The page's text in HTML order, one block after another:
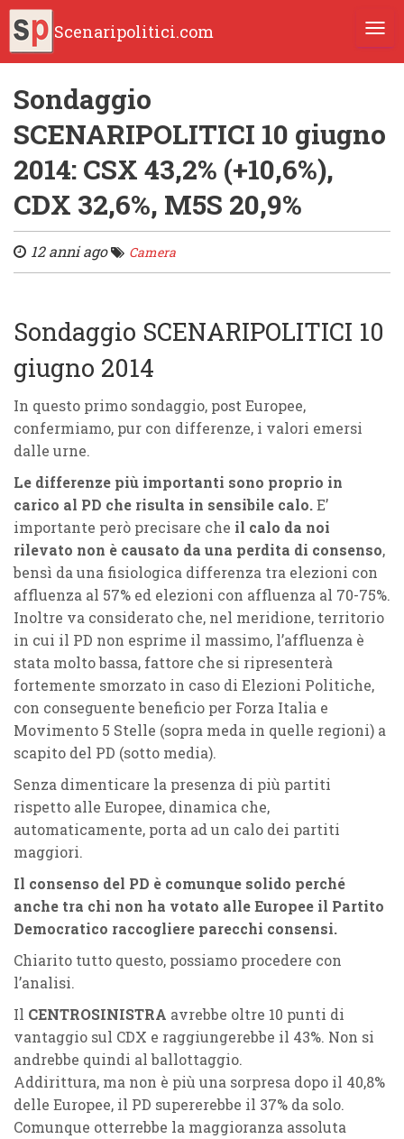
Scenaripolitici.com
Sondaggio
SCENARIPOLITICI 10 giugno
2014: CSX 43,2% (+10,6%),
CDX 32,6%, M5S 20,9%
12 anni ago Camera
Sondaggio SCENARIPOLITICI 10
giugno 2014
In questo primo sondaggio, post Europee,
confermiamo, pur con differenze, i valori emersi
dalle urne.
Le differenze più importanti sono proprio in
carico al PD che risulta in sensibile calo.E’
importante però precisare che il calo da noi
rilevato non è causato da una perdita di consenso,
bensì da una fisiologica differenza tra elezioni con
affluenza al 57% ed elezioni con affluenza al 70-75%.
Inoltre va considerato che, nel meridione, territorio
in cui il PD non esprime il massimo, l’affluenza è
stata molto bassa, fattore che si ripresenterà
fortemente smorzato in caso di Elezioni Politiche,
con conseguente beneficio per Forza Italia e
Movimento 5 Stelle (sopra meda in quelle regioni) a
scapito del PD (sotto media).
Senza dimenticare la presenza di più partiti
rispetto alle Europee, dinamica che,
automaticamente, porta ad un calo dei partiti
maggiori.
Il consenso del PD è comunque solido perché
anche tra chi non ha votato alle Europee il Partito
Democratico raccogliere parecchi consensi.
Chiarito tutto questo, possiamo procedere con
l’analisi.
Il CENTROSINISTRA avrebbe oltre 10 punti di
vantaggio sul CDX e raggiungerebbe il 43%. Non si
andrebbe quindi al ballottaggio.
Addirittura, ma non è più una sorpresa dopo il 40,8%
delle Europee, il PD supererebbe il 37% da solo.
Comunque otterrebbe la maggioranza assoluta